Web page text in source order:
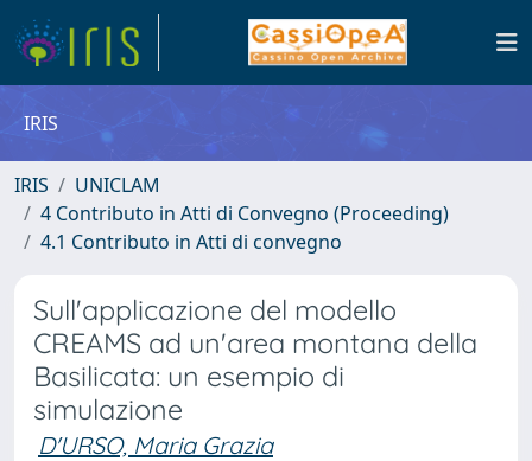
IRIS
IRIS
UNICLAM
4 Contributo in Atti di Convegno (Proceeding)
4.1 Contributo in Atti di convegno
Sull'applicazione del modello
CREAMS ad un'area montana della
Basilicata: un esempio di
simulazione
D'URSO, Maria Grazia